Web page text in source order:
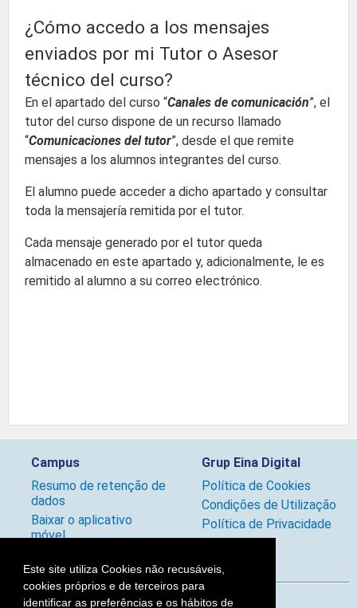
Este site utiliza Cookies não recusáveis,
cookies próprios e de terceiros para
identificar as preferências e os hábitos de
¿Cómo accedo a los mensajes
enviados por mi Tutor o Asesor
técnico del curso?
En el apartado del curso “Canales de comunicación”, el
tutor del curso dispone de un recurso llamado
“Comunicaciones del tutor”, desde el que remite
mensajes a los alumnos integrantes del curso.
El alumno puede acceder a dicho apartado y consultar
toda la mensajería remitida por el tutor.
Cada mensaje generado por el tutor queda
almacenado en este apartado y, adicionalmente, le es
remitido al alumno a su correo electrónico.
Campus
Resumo de retenção de
dados
Baixar o aplicativo
móvel.
Grup Eina Digital
Política de Cookies
Condições de Utilização
Política de Privacidade